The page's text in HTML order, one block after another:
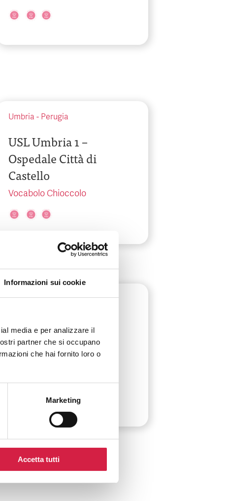
Informazioni sui cookie
media e per analizzare il
partner che si occupano
che hai fornito loro o
Marketing
Accetta tutti
Umbria - Perugia
USL Umbria 1 –
Ospedale Città di
Castello
Vocabolo Chioccolo
Umbria-Perugia
USL Umbria 2 –
Ospedale S. Giovanni
Battista di Foligno